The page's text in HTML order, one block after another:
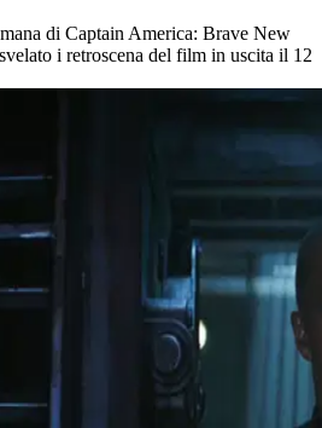
di Captain America: Brave New
i retroscena del film in uscita il 12